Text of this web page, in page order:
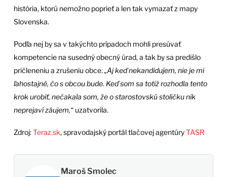
história, ktorú nemožno poprieť a len tak vymazať z mapy
Slovenska.
Podľa nej by sa v takýchto prípadoch mohli presúvať
kompetencie na susedný obecný úrad, a tak by sa predišlo
pričleneniu a zrušeniu obce. „Aj keď nekandidujem, nie je mi
ľahostajné, čo s obcou bude. Keď som sa totiž rozhodla tento
krok urobiť, nečakala som, že o starostovskú stoličku nik
neprejaví záujem,“uzatvorila.
Zdroj:Teraz.sk, spravodajský portál tlačovej agentúryTASR
Maroš Smolec